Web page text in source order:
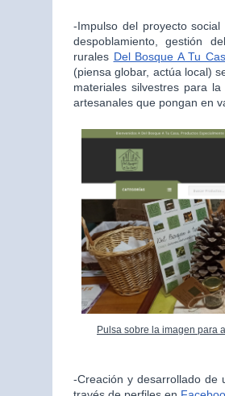
-Impulso del proyecto
despoblamiento, gestión
rurales Del Bosque A Tu
(piensa globar, actúa local)
materiales silvestres para
artesanales que pongan en
Pulsa sobre la imagen para
-Creación y desarrollado de